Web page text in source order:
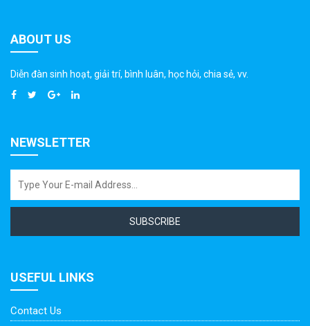
ABOUT US
Diễn đàn sinh hoạt, giải trí, bình luân, học hỏi, chia sẻ, vv.
NEWSLETTER
SUBSCRIBE
USEFUL LINKS
Contact Us